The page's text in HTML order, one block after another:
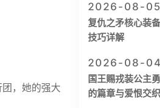
，她的强大
2026-08-
复仇之矛核心装
技巧详解
2026-08-
国王赐戎装公主
的篇章与爱恨交